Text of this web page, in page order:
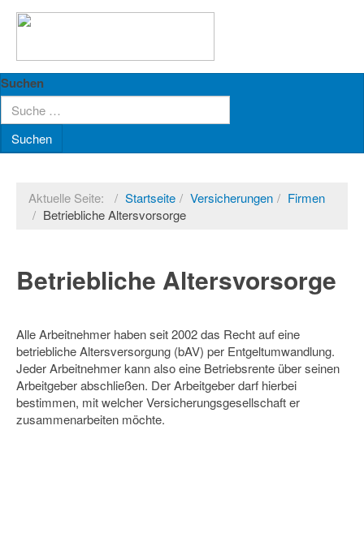
Suchen
Suchen
Aktuelle Seite: Startseite Versicherungen
Firmen
Betriebliche Altersvorsorge
Betriebliche Altersvorsorge
Alle Arbeitnehmer haben seit 2002 das Recht auf eine
betriebliche Altersversorgung (bAV) per Entgeltumwandlung.
Jeder Arbeitnehmer kann also eine Betriebsrente über seinen
Arbeitgeber abschließen. Der Arbeitgeber darf hierbei
bestimmen, mit welcher Versicherungsgesellschaft er
zusammenarbeiten möchte.